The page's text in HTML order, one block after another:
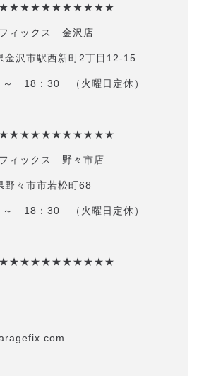
ィックス 金沢店
沢市駅西新町2丁目12-15
18：30 （火曜日定休）
ィックス 野々市店
々市市若松町68
18：30 （火曜日定休）